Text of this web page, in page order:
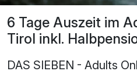
6 Tage Auszeit im
Tirol inkl.
DAS SIEBEN - Adults